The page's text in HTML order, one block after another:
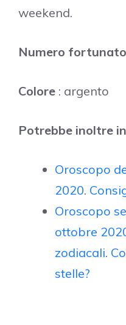
weekend.
Numero fortunato
Colore : argento
Potrebbe inoltre
Oroscopo
2020.
Oroscopo
ottobre
zodiacali.
stelle?